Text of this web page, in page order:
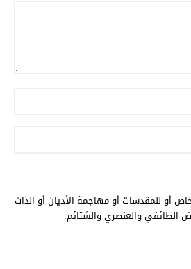
أو للمقدسات أو مهاجمة الأديان أو الذات
الطائفي والعنصري والشتائم.